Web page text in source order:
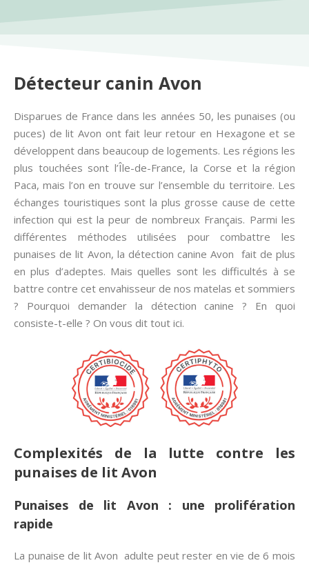
Détecteur canin Avon
Disparues de France dans les années 50, les punaises (ou
puces) de lit Avon ont fait leur retour en Hexagone et se
développent dans beaucoup de logements. Les régions les
plus touchées sont l’Île-de-France, la Corse et la région
Paca, mais l’on en trouve sur l’ensemble du territoire. Les
échanges touristiques sont la plus grosse cause de cette
infection qui est la peur de nombreux Français. Parmi les
différentes méthodes utilisées pour combattre les
punaises de lit Avon, la détection canine Avon fait de plus
en plus d’adeptes. Mais quelles sont les difficultés à se
battre contre cet envahisseur de nos matelas et sommiers
? Pourquoi demander la détection canine ? En quoi
consiste-t-elle ? On vous dit tout ici.
Complexités de la lutte contre les
punaises de lit Avon
Punaises de lit Avon : une prolifération
rapide
La punaise de lit Avon adulte peut rester en vie de 6 mois